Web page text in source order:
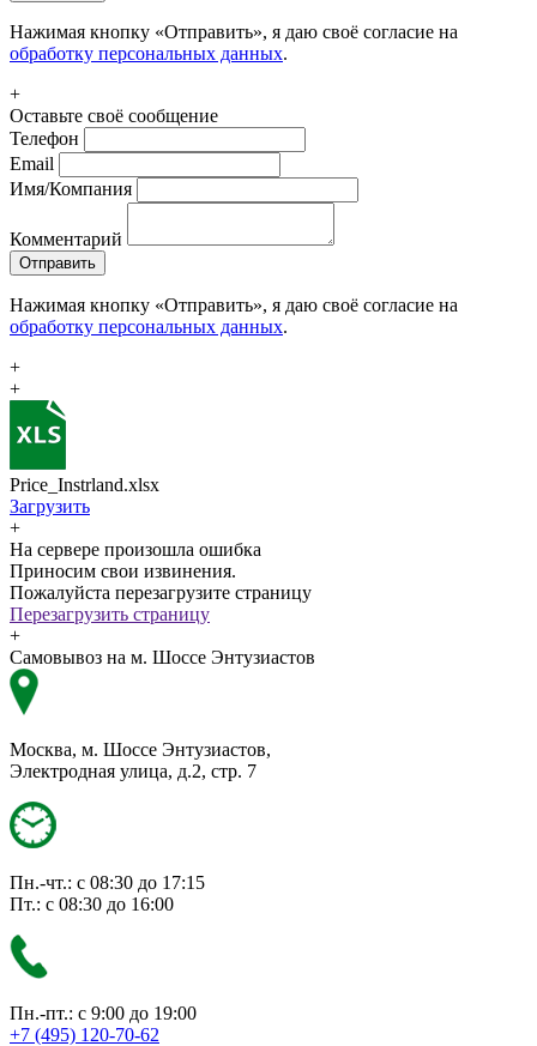
Нажимая кнопку «Отправить», я даю своё согласие на
обработку персональных данных.
+
Оставьте своё сообщение
Телефон
Email
Имя/Компания
Комментарий
Отправить
Нажимая кнопку «Отправить», я даю своё согласие на
обработку персональных данных.
+
+
Price_Instrland.xlsx
Загрузить
+
На сервере произошла ошибка
Приносим свои извинения.
Пожалуйста перезагрузите страницу
Перезагрузить страницу
+
Самовывоз на м. Шоссе Энтузиастов
Москва, м. Шоссе Энтузиастов,
Электродная улица, д.2, стр. 7
Пн.-чт.: с 08:30 до 17:15
Пт.: с 08:30 до 16:00
Пн.-пт.: с 9:00 до 19:00
+7 (495) 120-70-62